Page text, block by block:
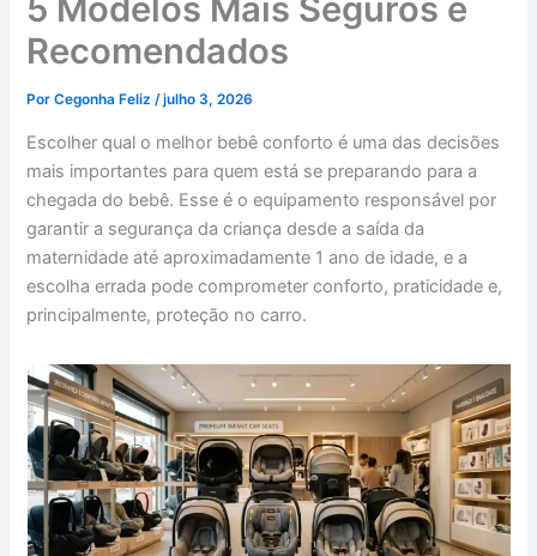
5 Modelos Mais Seguros e
Recomendados
PorCegonha Feliz/julho 3, 2026
Escolher qual o melhor bebê conforto é uma das decisões
mais importantes para quem está se preparando para a
chegada do bebê. Esse é o equipamento responsável por
garantir a segurança da criança desde a saída da
maternidade até aproximadamente 1 ano de idade, e a
escolha errada pode comprometer conforto, praticidade e,
principalmente, proteção no carro.